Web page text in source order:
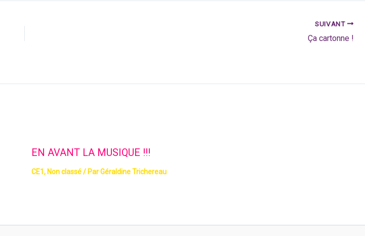
SUIVANT
Ça cartonne !
EN AVANT LA MUSIQUE !!!
CE1 , Non classé/ ParGéraldine Trichereau